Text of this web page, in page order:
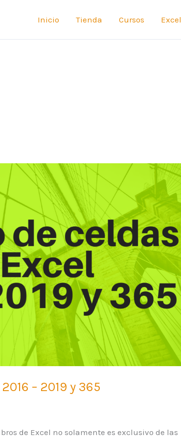
Inicio Tienda Cursos Excel
– 2019 y 365
de Excel no solamente es exclusivo de las